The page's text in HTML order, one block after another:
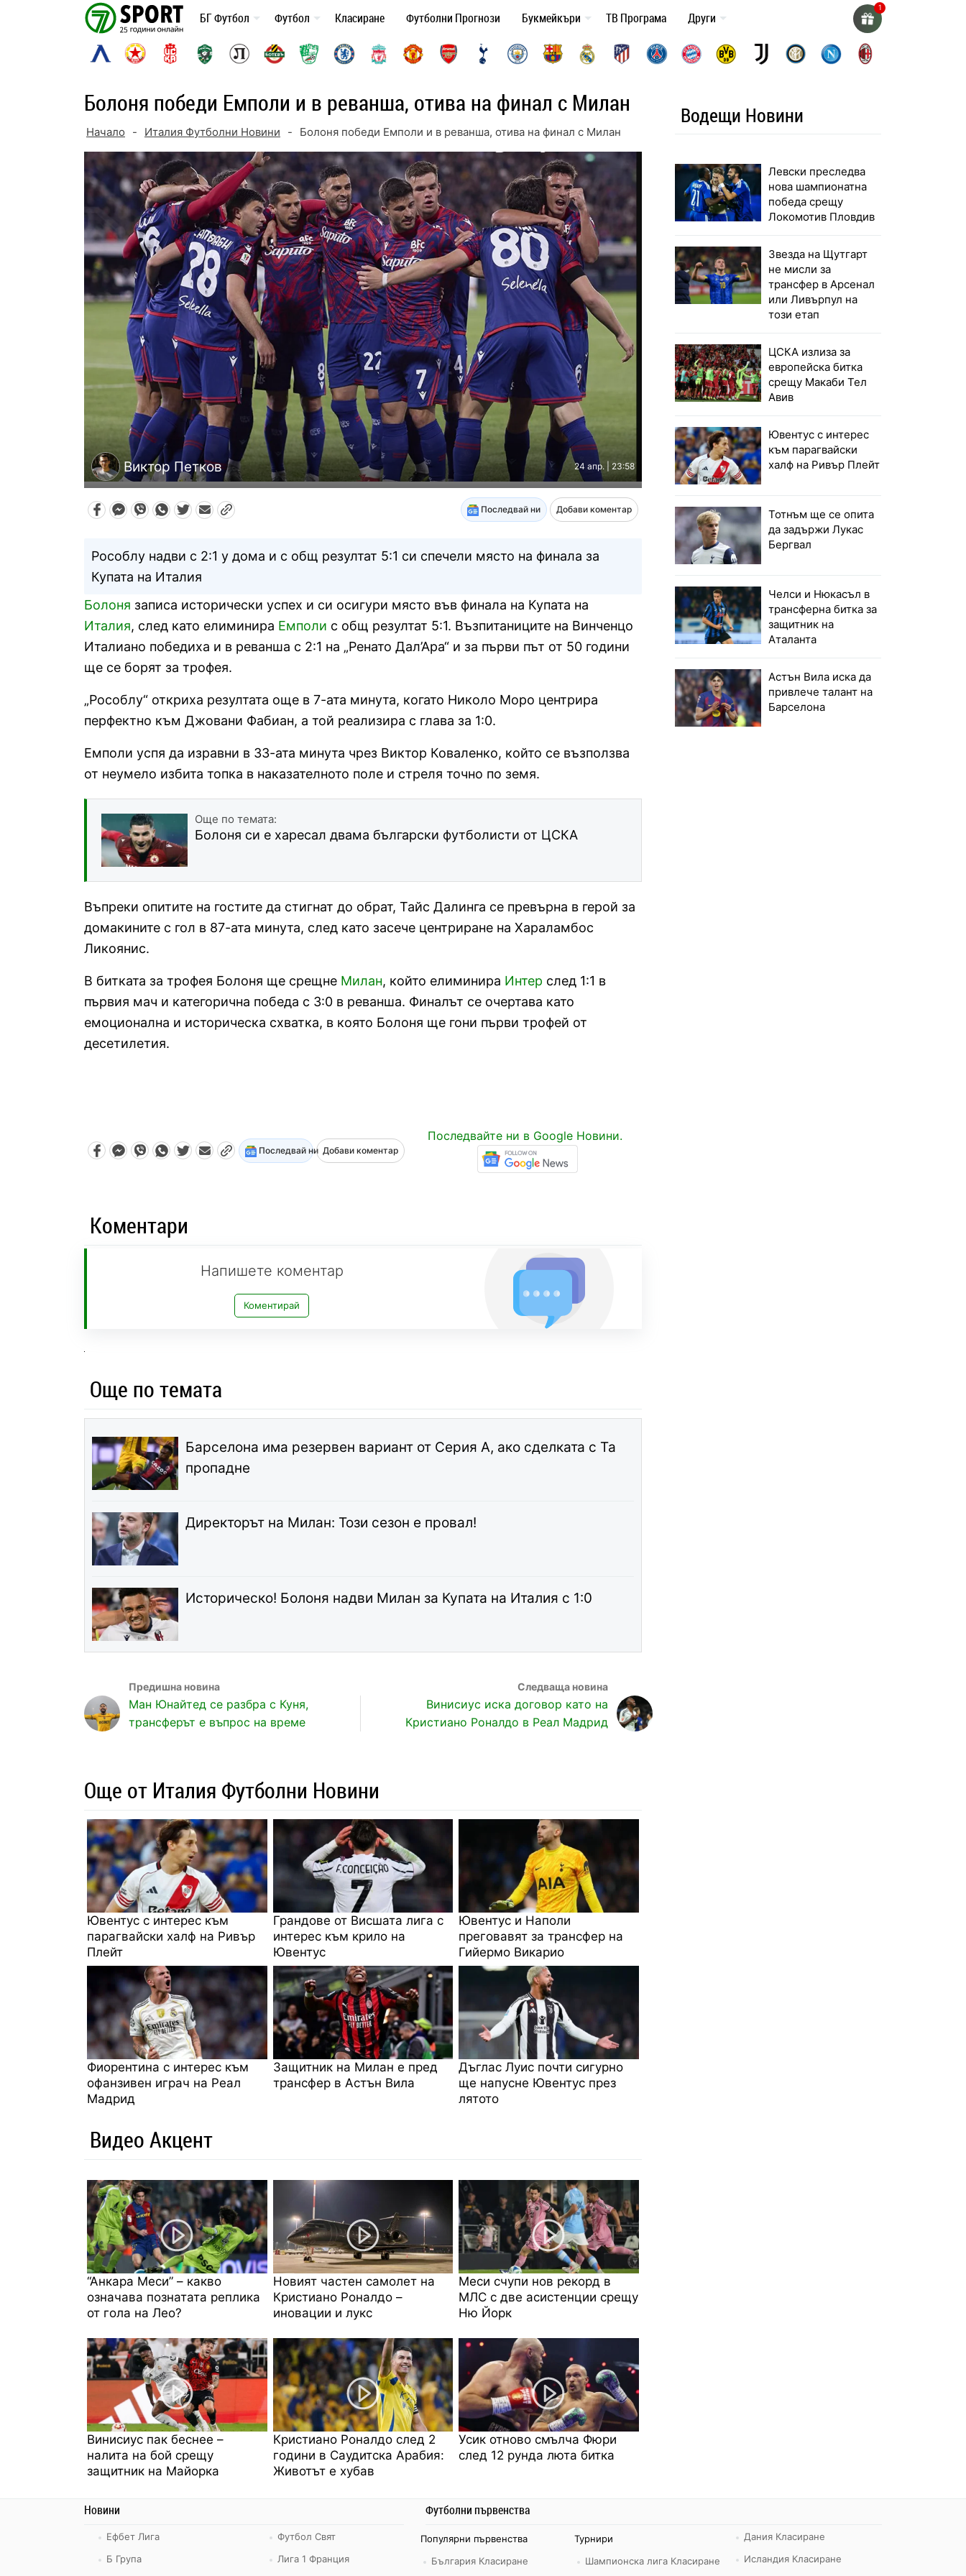
БГ Футбол Футбол Класиране Футболни Прогнози Букмейкъри ТВ Програма Други
Болоня победи Емполи и в реванша, отива на финал с Милан
Начало - Италия Футболни Новини - Болоня победи Емполи и в реванша, отива на финал с Милан
Виктор Петков 24 апр. | 23:58
Последвай ни Добави коментар
Рособлу надви с 2:1 у дома и с общ резултат 5:1 си спечели място на финала за
Купата на Италия
Болоня записа исторически успех и си осигури място във финала на Купата на
Италия, след като елиминира Емполи с общ резултат 5:1. Възпитаниците на Винченцо
Италиано победиха и в реванша с 2:1 на „Ренато Дал’Ара“ и за първи път от 50 години
ще се борят за трофея.
„Рособлу“ откриха резултата още в 7-ата минута, когато Николо Моро центрира
перфектно към Джовани Фабиан, а той реализира с глава за 1:0.
Емполи успя да изравни в 33-ата минута чрез Виктор Коваленко, който се възползва
от неумело избита топка в наказателното поле и стреля точно по земя.
Още по темата:
Болоня си е харесал двама български футболисти от ЦСКА
Въпреки опитите на гостите да стигнат до обрат, Тайс Далинга се превърна в герой за
домакините с гол в 87-ата минута, след като засече центриране на Хараламбос
Ликоянис.
В битката за трофея Болоня ще срещне Милан, който елиминира Интер след 1:1 в
първия мач и категорична победа с 3:0 в реванша. Финалът се очертава като
емоционална и историческа схватка, в която Болоня ще гони първи трофей от
десетилетия.
Последвай ни Добави коментар
Последвайте ни в Google Новини.
Коментари
Напишете коментар
Коментирай
Още по темата
Барселона има резервен вариант от Серия А, ако сделката с Та
пропадне
Директорът на Милан: Този сезон е провал!
Историческо! Болоня надви Милан за Купата на Италия с 1:0
Ман Юнайтед се разбра с Куня,
трансферът е въпрос на време
Винисиус иска договор като на
Кристиано Роналдо в Реал Мадрид
Още от Италия Футболни Новини
Ювентус с интерес към
парагвайски халф на Ривър
Плейт
Грандове от Висшата лига с
интерес към крило на
Ювентус
Ювентус и Наполи
преговавят за трансфер на
Гийермо Викарио
Фиорентина с интерес към
офанзивен играч на Реал
Мадрид
Защитник на Милан е пред
трансфер в Астън Вила
Дъглас Луис почти сигурно
ще напусне Ювентус през
лятото
Видео Акцент
“Анкара Меси” – какво
означава познатата реплика
от гола на Лео?
Новият частен самолет на
Кристиано Роналдо –
иновации и лукс
Меси счупи нов рекорд в
МЛС с две асистенции срещу
Ню Йорк
Винисиус пак беснее –
налита на бой срещу
защитник на Майорка
Кристиано Роналдо след 2
години в Саудитска Арабия:
Животът е хубав
Усик отново смълча Фюри
след 12 рунда люта битка
Водещи Новини
Левски преследва
нова шампионатна
победа срещу
Локомотив Пловдив
Звезда на Щутгарт
не мисли за
трансфер в Арсенал
или Ливърпул на
този етап
ЦСКА излиза за
европейска битка
срещу Макаби Тел
Авив
Ювентус с интерес
към парагвайски
халф на Ривър Плейт
Тотнъм ще се опита
да задържи Лукас
Бергвал
Челси и Нюкасъл в
трансферна битка за
защитник на
Аталанта
Астън Вила иска да
привлече талант на
Барселона
Новини
Ефбет Лига
Б Група
Футбол Свят
Лига 1 Франция
Футболни първенства
Популярни първенства
България Класиране
Турнири
Шампионска лига Класиране
Дания Класиране
Исландия Класиране